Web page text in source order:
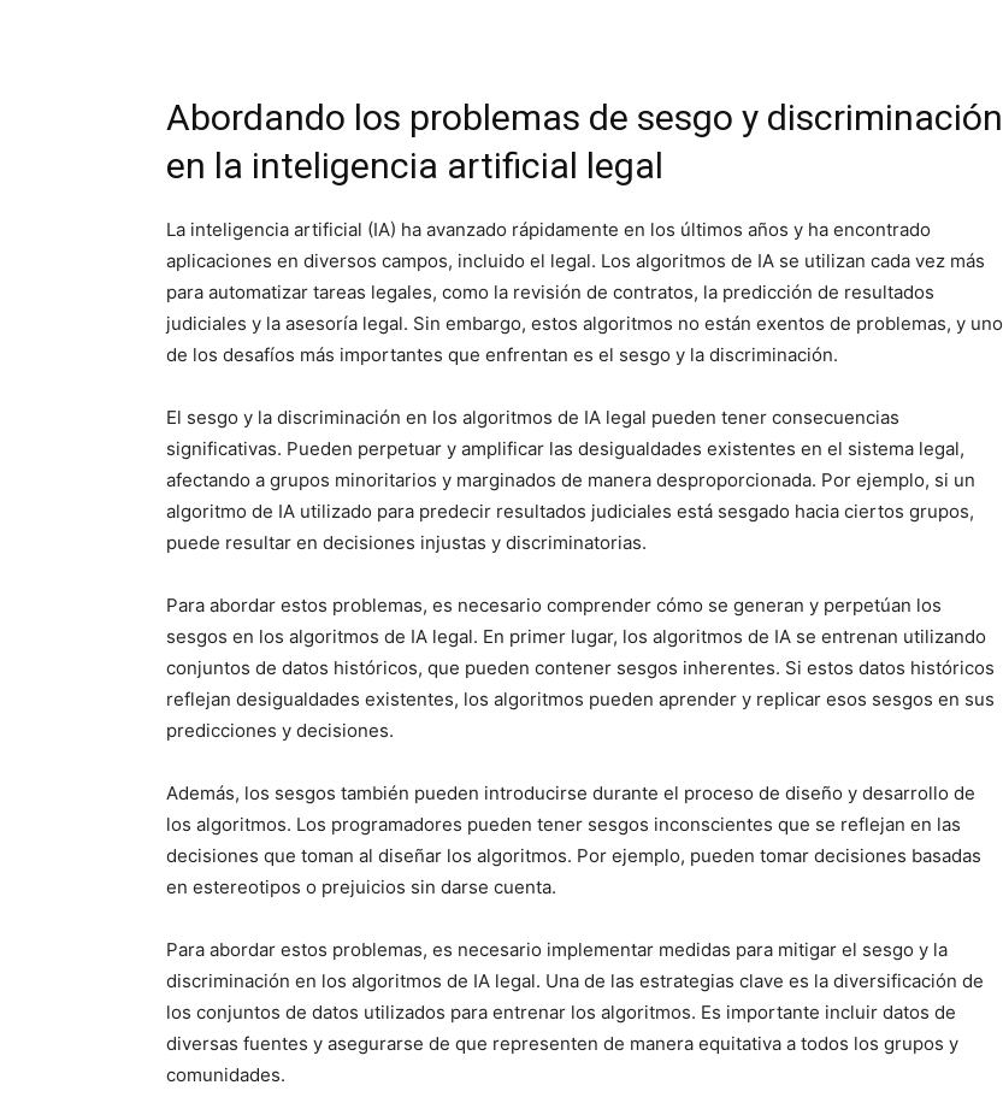
Abordando los problemas de sesgo y discriminación
en la inteligencia artificial legal
La inteligencia artificial (IA) ha avanzado rápidamente en los últimos años y ha encontrado
aplicaciones en diversos campos, incluido el legal. Los algoritmos de IA se utilizan cada vez más
para automatizar tareas legales, como la revisión de contratos, la predicción de resultados
judiciales y la asesoría legal. Sin embargo, estos algoritmos no están exentos de problemas, y uno
de los desafíos más importantes que enfrentan es el sesgo y la discriminación.
El sesgo y la discriminación en los algoritmos de IA legal pueden tener consecuencias
significativas. Pueden perpetuar y amplificar las desigualdades existentes en el sistema legal,
afectando a grupos minoritarios y marginados de manera desproporcionada. Por ejemplo, si un
algoritmo de IA utilizado para predecir resultados judiciales está sesgado hacia ciertos grupos,
puede resultar en decisiones injustas y discriminatorias.
Para abordar estos problemas, es necesario comprender cómo se generan y perpetúan los
sesgos en los algoritmos de IA legal. En primer lugar, los algoritmos de IA se entrenan utilizando
conjuntos de datos históricos, que pueden contener sesgos inherentes. Si estos datos históricos
reflejan desigualdades existentes, los algoritmos pueden aprender y replicar esos sesgos en sus
predicciones y decisiones.
Además, los sesgos también pueden introducirse durante el proceso de diseño y desarrollo de
los algoritmos. Los programadores pueden tener sesgos inconscientes que se reflejan en las
decisiones que toman al diseñar los algoritmos. Por ejemplo, pueden tomar decisiones basadas
en estereotipos o prejuicios sin darse cuenta.
Para abordar estos problemas, es necesario implementar medidas para mitigar el sesgo y la
discriminación en los algoritmos de IA legal. Una de las estrategias clave es la diversificación de
los conjuntos de datos utilizados para entrenar los algoritmos. Es importante incluir datos de
diversas fuentes y asegurarse de que representen de manera equitativa a todos los grupos y
comunidades.